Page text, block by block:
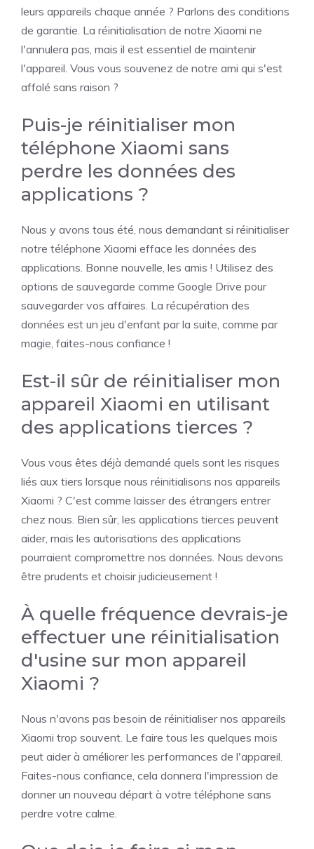
leurs appareils chaque année ? Parlons des conditions
de garantie. La réinitialisation de notre Xiaomi ne
l'annulera pas, mais il est essentiel de maintenir
l'appareil. Vous vous souvenez de notre ami qui s'est
affolé sans raison ?
Puis-je réinitialiser mon
téléphone Xiaomi sans
perdre les données des
applications ?
Nous y avons tous été, nous demandant si réinitialiser
notre téléphone Xiaomi efface les données des
applications. Bonne nouvelle, les amis ! Utilisez des
options de sauvegarde comme Google Drive pour
sauvegarder vos affaires. La récupération des
données est un jeu d'enfant par la suite, comme par
magie, faites-nous confiance !
Est-il sûr de réinitialiser mon
appareil Xiaomi en utilisant
des applications tierces ?
Vous vous êtes déjà demandé quels sont les risques
liés aux tiers lorsque nous réinitialisons nos appareils
Xiaomi ? C'est comme laisser des étrangers entrer
chez nous. Bien sûr, les applications tierces peuvent
aider, mais les autorisations des applications
pourraient compromettre nos données. Nous devons
être prudents et choisir judicieusement !
À quelle fréquence devrais-je
effectuer une réinitialisation
d'usine sur mon appareil
Xiaomi ?
Nous n'avons pas besoin de réinitialiser nos appareils
Xiaomi trop souvent. Le faire tous les quelques mois
peut aider à améliorer les performances de l'appareil.
Faites-nous confiance, cela donnera l'impression de
donner un nouveau départ à votre téléphone sans
perdre votre calme.